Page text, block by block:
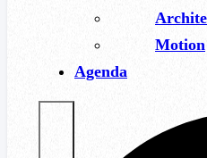
Motion
Agenda